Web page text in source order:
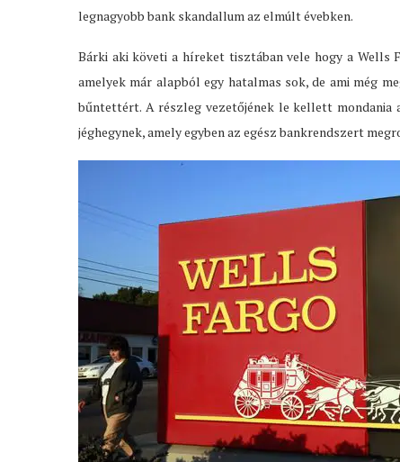
legnagyobb bank skandallum az elmúlt évebken.
Bárki aki követi a híreket tisztában vele hogy a
amelyek már alapból egy hatalmas sok, de ami még
bűntettért. A részleg vezetőjének le kellett mondania
jéghegynek, amely egyben az egész bankrendszert